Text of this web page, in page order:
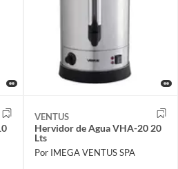
VENTUS
Hervidor de Agua VHA-20 20
Lts
Por IMEGA VENTUS SPA